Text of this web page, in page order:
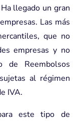
llegado un gran
Las más
que no
empresas y no
de Reembolsos
al régimen
IVA.
este tipo de